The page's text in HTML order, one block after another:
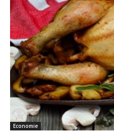
Economie